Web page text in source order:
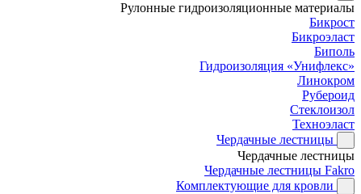
Рулонные гидроизоляционные материалы
Бикрост
Бикроэласт
Биполь
Гидроизоляция «Унифлекс»
Линокром
Рубероид
Стеклоизол
Техноэласт
Чердачные лестницы
Чердачные лестницы
Чердачные лестницы Fakro
Комплектующие для кровли